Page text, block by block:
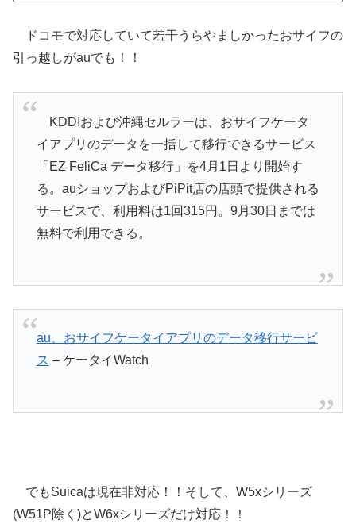
ドコモで対応していて若干うらやましかったおサイフの
引っ越しがauでも！！
KDDIおよび沖縄セルラーは、おサイフケータ
イアプリのデータを一括して移行できるサービス
「EZ FeliCa データ移行」を4月1日より開始す
る。auショップおよびPiPit店の店頭で提供される
サービスで、利用料は1回315円。9月30日までは
無料で利用できる。
au、おサイフケータイアプリのデータ移行サービ
ス – ケータイWatch
でもSuicaは現在非対応！！そして、W5xシリーズ
(W51P除く)とW6xシリーズだけ対応！！